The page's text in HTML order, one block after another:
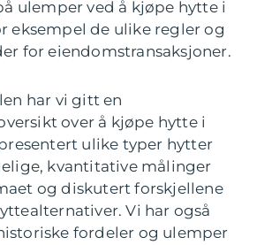
ulemper ved å kjøpe hytte i
eksempel de ulike regler og
for eiendomstransaksjoner.
har vi gitt en
over å kjøpe hytte i
ulike typer hytter
kvantitative målinger
og diskutert forskjellene
Vi har også
fordeler og ulemper